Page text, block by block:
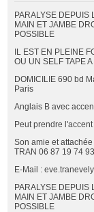
PARALYSE DEPUIS
MAIN ET JAMBE
POSSIBLE
IL EST EN PLEINE
OU UN SELF TAPE
DOMICILIE 690 bd
Paris
Anglais B avec
Peut prendre
Son amie et
TRAN 06 87 19 74 93
E-Mail :
PARALYSE DEPUIS
MAIN ET JAMBE
POSSIBLE